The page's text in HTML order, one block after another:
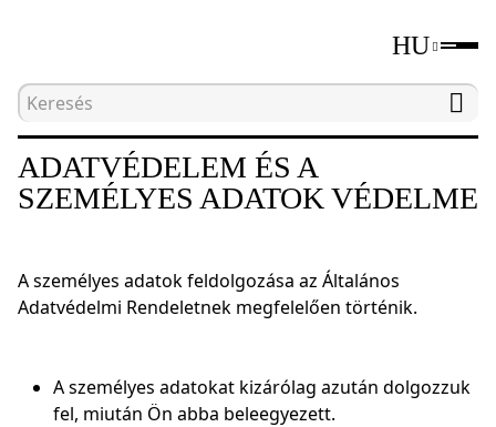
HU
Kezdőlap
ADATVÉDELEM ÉS A
SZEMÉLYES ADATOK VÉDELME
A személyes adatok feldolgozása az Általános
Adatvédelmi Rendeletnek megfelelően történik.
A személyes adatokat kizárólag azután dolgozzuk
fel, miután Ön abba beleegyezett.